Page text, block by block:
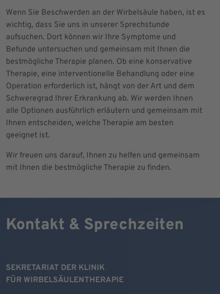
Wenn Sie Beschwerden an der Wirbelsäule haben, ist es
wichtig, dass Sie uns in unserer Sprechstunde
aufsuchen. Dort können wir Ihre Symptome und
Befunde untersuchen und gemeinsam mit Ihnen die
bestmögliche Therapie planen. Ob eine konservative
Therapie, eine interventionelle Behandlung oder eine
Operation erforderlich ist, hängt von der Art und dem
Schweregrad Ihrer Erkrankung ab. Wir werden Ihnen
alle Optionen ausführlich erläutern und gemeinsam mit
Ihnen entscheiden, welche Therapie am besten
geeignet ist.
Wir freuen uns darauf, Ihnen zu helfen und gemeinsam
mit Ihnen die bestmögliche Therapie zu finden.
Kontakt & Sprechzeiten
SEKRETARIAT DER KLINIK
FÜR WIRBELSÄULENTHERAPIE